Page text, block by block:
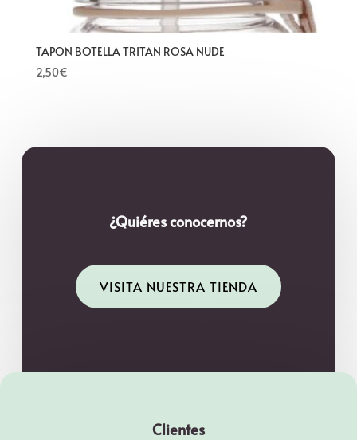
TAPON BOTELLA TRITAN ROSA NUDE
2,50€
¿Quiéres conocernos?
VISITA NUESTRA TIENDA
Clientes